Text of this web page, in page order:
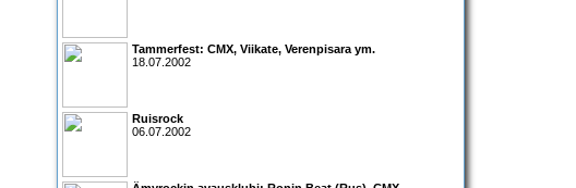
Tammerfest: CMX, Viikate, Verenpisara ym.
18.07.2002
Ruisrock
06.07.2002